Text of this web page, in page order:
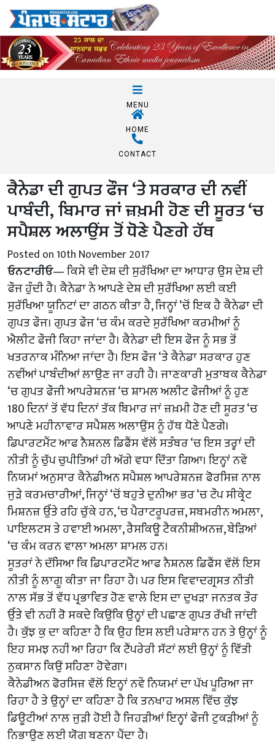
MENU
HOME
CONTACT
ਕੈਨੇਡਾ ਦੀ ਗੁਪਤ ਫੌਜ ‘ਤੇ ਸਰਕਾਰ ਦੀ ਨਵੀਂ
ਪਾਬੰਦੀ, ਬਿਮਾਰ ਜਾਂ ਜ਼ਖ਼ਮੀ ਹੋਣ ਦੀ ਸੂਰਤ ‘ਚ
ਸਪੈਸ਼ਲ ਅਲਾਉਂਸ ਤੋਂ ਧੋਣੇ ਪੈਣਗੇ ਹੱਥ
Posted on 10th November 2017
ਓਨਟਾਰੀਓ— ਕਿਸੇ ਵੀ ਦੇਸ਼ ਦੀ ਸੁਰੱਖਿਆ ਦਾ ਆਧਾਰ ਉਸ ਦੇਸ਼ ਦੀ
ਫੌਜ ਹੁੰਦੀ ਹੈ। ਕੈਨੇਡਾ ਨੇ ਆਪਣੇ ਦੇਸ਼ ਦੀ ਸੁਰੱਖਿਆ ਲਈ ਕਈ
ਸੁਰੱਖਿਆ ਯੂਨਿਟਾਂ ਦਾ ਗਠਨ ਕੀਤਾ ਹੈ, ਜਿਨ੍ਹਾਂ ‘ਚੋਂ ਇਕ ਹੈ ਕੈਨੇਡਾ ਦੀ
ਗੁਪਤ ਫੌਜ। ਗੁਪਤ ਫੌਜ ‘ਚ ਕੰਮ ਕਰਦੇ ਸੁਰੱਖਿਆ ਕਰਮੀਆਂ ਨੂੰ
ਐਲੀਟ ਫੌਜੀ ਕਿਹਾ ਜਾਂਦਾ ਹੈ। ਕੈਨੇਡਾ ਦੀ ਇਸ ਫੌਜ ਨੂੰ ਸਭ ਤੋਂ
ਖਤਰਨਾਕ ਮੰਨਿਆ ਜਾਂਦਾ ਹੈ। ਇਸ ਫੌਜ ‘ਤੇ ਕੈਨੇਡਾ ਸਰਕਾਰ ਹੁਣ
ਨਵੀਂਆਂ ਪਾਬੰਦੀਆਂ ਲਾਉਣ ਜਾ ਰਹੀ ਹੈ। ਜਾਣਕਾਰੀ ਮੁਤਾਬਕ ਕੈਨੇਡਾ
‘ਚ ਗੁਪਤ ਫੌਜੀ ਆਪਰੇਸ਼ਨਜ਼ ‘ਚ ਸ਼ਾਮਲ ਅਲੀਟ ਫੌਜੀਆਂ ਨੂੰ ਹੁਣ
180 ਦਿਨਾਂ ਤੋਂ ਵੱਧ ਦਿਨਾਂ ਤੱਕ ਬਿਮਾਰ ਜਾਂ ਜ਼ਖ਼ਮੀ ਹੋਣ ਦੀ ਸੂਰਤ ‘ਚ
ਆਪਣੇ ਮਹੀਨਾਵਾਰ ਸਪੈਸ਼ਲ ਅਲਾਉਂਸ ਨੂੰ ਹੱਥ ਧੋਣੇ ਪੈਣਗੇ।
ਡਿਪਾਰਟਮੈਂਟ ਆਫ ਨੈਸ਼ਨਲ ਡਿਫੈਂਸ ਵੱਲੋਂ ਸਤੰਬਰ ‘ਚ ਇਸ ਤਰ੍ਹਾਂ ਦੀ
ਨੀਤੀ ਨੂੰ ਚੁੱਪ ਚੁਪੀਤਿਆਂ ਹੀ ਅੱਗੇ ਵਧਾ ਦਿੱਤਾ ਗਿਆ। ਇਨ੍ਹਾਂ ਨਵੇਂ
ਨਿਯਮਾਂ ਅਨੁਸਾਰ ਕੈਨੇਡੀਅਨ ਸਪੈਸ਼ਲ ਆਪਰੇਸ਼ਨਜ਼ ਫੋਰਸਿਜ਼ ਨਾਲ
ਜੁੜੇ ਕਰਮਚਾਰੀਆਂ, ਜਿਨ੍ਹਾਂ ‘ਚੋਂ ਬਹੁਤੇ ਦੁਨੀਆ ਭਰ ‘ਚ ਟੌਪ ਸੀਕ੍ਰੇਟ
ਮਿਸ਼ਨਜ਼ ਉੱਤੇ ਰਹਿ ਚੁੱਕੇ ਹਨ, ‘ਚ ਪੈਰਾਟਰੂਪਰਜ਼, ਸਬਮਰੀਨ ਅਮਲਾ,
ਪਾਇਲਟਸ ਤੇ ਹਵਾਈ ਅਮਲਾ, ਰੈਸਕਿਊ ਟੈਕਨੀਸ਼ੀਅਨਜ਼, ਬੇੜਿਆਂ
‘ਚ ਕੰਮ ਕਰਨ ਵਾਲਾ ਅਮਲਾ ਸ਼ਾਮਲ ਹਨ।
ਸੂਤਰਾਂ ਨੇ ਦੱਸਿਆ ਕਿ ਡਿਪਾਰਟਮੈਂਟ ਆਫ ਨੈਸ਼ਨਲ ਡਿਫੈਂਸ ਵੱਲੋਂ ਇਸ
ਨੀਤੀ ਨੂੰ ਲਾਗੂ ਕੀਤਾ ਜਾ ਰਿਹਾ ਹੈ। ਪਰ ਇਸ ਵਿਵਾਦਗ੍ਰਸਤ ਨੀਤੀ
ਨਾਲ ਸੱਭ ਤੋਂ ਵੱਧ ਪ੍ਰਭਾਵਿਤ ਹੋਣ ਵਾਲੇ ਇਸ ਦਾ ਦੁਖੜਾ ਜਨਤਕ ਤੌਰ
ਉੱਤੇ ਵੀ ਨਹੀਂ ਰੋ ਸਕਦੇ ਕਿਉਂਕਿ ਉਨ੍ਹਾਂ ਦੀ ਪਛਾਣ ਗੁਪਤ ਰੱਖੀ ਜਾਂਦੀ
ਹੈ। ਕੁੱਝ ਕੁ ਦਾ ਕਹਿਣਾ ਹੈ ਕਿ ਉਹ ਇਸ ਲਈ ਪਰੇਸ਼ਾਨ ਹਨ ਤੇ ਉਨ੍ਹਾਂ ਨੂੰ
ਇਹ ਸਮਝ ਨਹੀਂ ਆ ਰਿਹਾ ਕਿ ਟੈਂਪਰੇਰੀ ਸੱਟਾਂ ਲਈ ਉਨ੍ਹਾਂ ਨੂੰ ਵਿੱਤੀ
ਨੁਕਸਾਨ ਕਿਉਂ ਸਹਿਣਾ ਹੋਵੇਗਾ।
ਕੈਨੇਡੀਅਨ ਫੋਰਸਿਜ਼ ਵੱਲੋਂ ਇਨ੍ਹਾਂ ਨਵੇਂ ਨਿਯਮਾਂ ਦਾ ਪੱਖ ਪੂਰਿਆ ਜਾ
ਰਿਹਾ ਹੈ ਤੇ ਉਨ੍ਹਾਂ ਦਾ ਕਹਿਣਾ ਹੈ ਕਿ ਤਨਖਾਹ ਅਸਲ ਵਿੱਚ ਕੁੱਝ
ਡਿਊਟੀਆਂ ਨਾਲ ਜੁੜੀ ਹੋਈ ਹੈ ਜਿਹੜੀਆਂ ਇਨ੍ਹਾਂ ਫੌਜੀ ਟੁਕੜੀਆਂ ਨੂੰ
ਨਿਭਾਉਣ ਲਈ ਯੋਗ ਬਣਨਾ ਪੈਂਦਾ ਹੈ।